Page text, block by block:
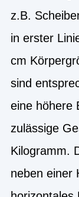
z.B.
in erster
cm
sind
eine höhere
zulässige
Kilogramm.
neben einer